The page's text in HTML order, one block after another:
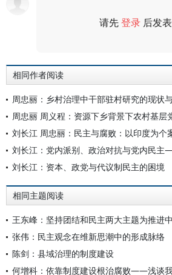
请先登录 后发
相同作者阅读
周忠丽：乡村治理中干部驻村研究的现状
刘长江 周忠丽：民主与腐败：以印度为个
刘长江：党内派别、政治对抗与党内民
刘长江：资本、政党与代议制民主的困境
相同主题阅读
王东峰：坚持团结和民主两大主题为推进
张伟：民主观念在维新思潮中的形成脉络
陈剑：县域治理的制度建设
何增科：依靠制度建设根治腐败——浅谈